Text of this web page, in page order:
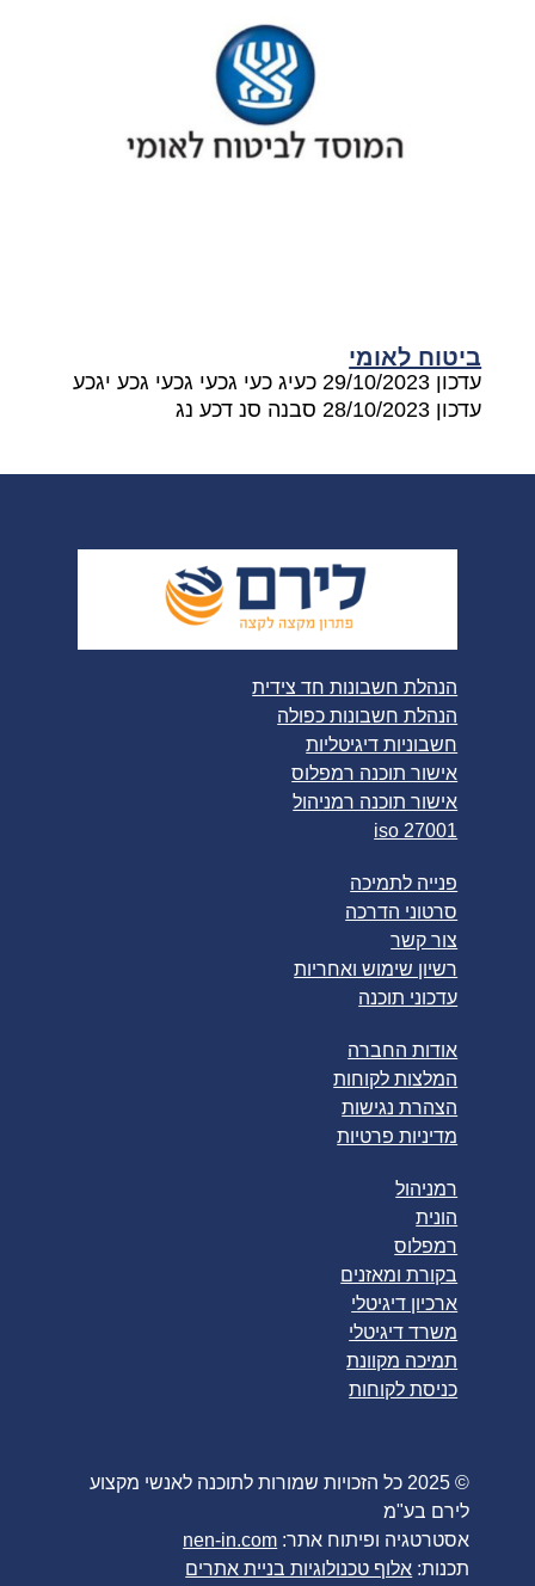
ביטוח לאומי
עדכון 29/10/2023 כעיג כעי גכעי גכעי גכע יגכע
עדכון 28/10/2023 סבנה סנ דכע נג
הנהלת חשבונות חד צידית
הנהלת חשבונות כפולה
חשבוניות דיגיטליות
אישור תוכנה רמפלוס
אישור תוכנה רמניהול
iso 27001
פנייה לתמיכה
סרטוני הדרכה
צור קשר
רשיון שימוש ואחריות
עדכוני תוכנה
אודות החברה
המלצות לקוחות
הצהרת נגישות
מדיניות פרטיות
רמניהול
הונית
רמפלוס
בקורת ומאזנים
ארכיון דיגיטלי
משרד דיגיטלי
תמיכה מקוונת
כניסת לקוחות
© 2025 כל הזכויות שמורות לתוכנה לאנשי מקצוע
לירם בע"מ
אסטרטגיה ופיתוח אתר: nen-in.com
תכנות: אלוף טכנולוגיות בניית אתרים